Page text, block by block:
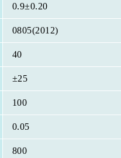
0.9±0.20
0805(2012)
40
±25
100
0.05
800